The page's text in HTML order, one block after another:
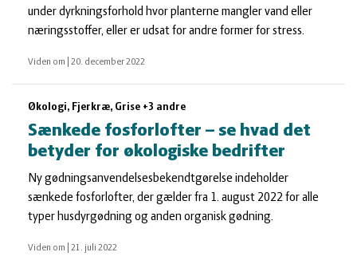
under dyrkningsforhold hvor planterne mangler vand eller
næringsstoffer, eller er udsat for andre former for stress.
Viden om 20. december 2022
Økologi, Fjerkræ, Grise +3 andre
Sænkede fosforlofter – se hvad det
betyder for økologiske bedrifter
Ny gødningsanvendelsesbekendtgørelse indeholder
sænkede fosforlofter, der gælder fra 1. august 2022 for alle
typer husdyrgødning og anden organisk gødning.
Viden om 21. juli 2022